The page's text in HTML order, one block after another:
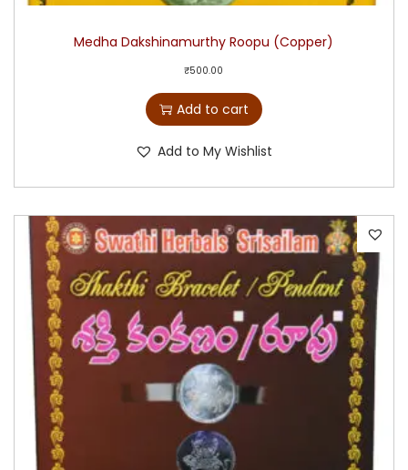
Medha Dakshinamurthy Roopu (Copper)
₹500.00
Add to cart
Add to My Wishlist